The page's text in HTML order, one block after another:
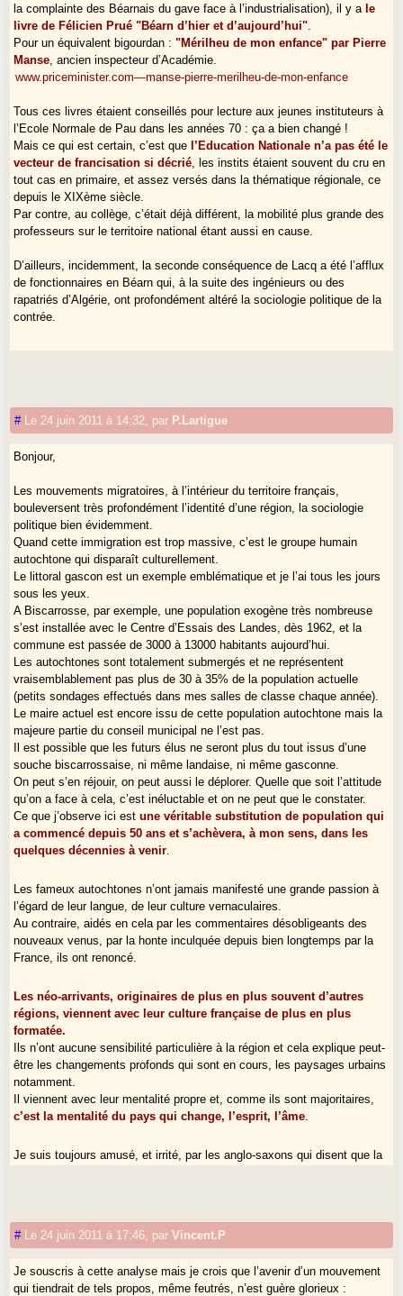
la complainte des Béarnais du gave face à l’industrialisation), il y a le
livre de Félicien Prué "Béarn d’hier et d’aujourd’hui"
Pour un équivalent bigourdan :"Mérilheu de mon enfance" par Pierre
Manse , ancien inspecteur d’Académie.
www.priceminister.com—manse-pierre-merilheu-de-mon-enfance
Tous ces livres étaient conseillés pour lecture aux jeunes instituteurs à
l’Ecole Normale de Pau dans les années 70 : ça a bien changé !
Mais ce qui est certain, c’est que l’Education Nationale n’a pas été le
vecteur de francisation si décrié , les instits étaient souvent du cru en
tout cas en primaire, et assez versés dans la thématique régionale, ce
depuis le XIXème siècle.
Par contre, au collège, c’était déjà différent, la mobilité plus grande des
professeurs sur le territoire national étant aussi en cause.
D’ailleurs, incidemment, la seconde conséquence de Lacq a été l’afflux
de fonctionnaires en Béarn qui, à la suite des ingénieurs ou des
rapatriés d’Algérie, ont profondément altéré la sociologie politique de la
contrée.
# Le 24 juin 2011 à 14:32 par P.Lartigue
Bonjour,
Les mouvements migratoires, à l’intérieur du territoire français,
bouleversent très profondément l’identité d’une région, la sociologie
politique bien évidemment.
Quand cette immigration est trop massive, c’est le groupe humain
autochtone qui disparaît culturellement.
Le littoral gascon est un exemple emblématique et je l’ai tous les jours
sous les yeux.
A Biscarrosse, par exemple, une population exogène très nombreuse
s’est installée avec le Centre d’Essais des Landes, dès 1962, et la
commune est passée de 3000 à 13000 habitants aujourd’hui.
Les autochtones sont totalement submergés et ne représentent
vraisemblablement pas plus de 30 à 35% de la population actuelle
(petits sondages effectués dans mes salles de classe chaque année).
Le maire actuel est encore issu de cette population autochtone mais la
majeure partie du conseil municipal ne l’est pas.
Il est possible que les futurs élus ne seront plus du tout issus d’une
souche biscarrossaise, ni même landaise, ni même gasconne.
On peut s’en réjouir, on peut aussi le déplorer. Quelle que soit l’attitude
qu’on a face à cela, c’est inéluctable et on ne peut que le constater.
Ce que j’observe ici estune véritable substitution de population qui
a commencé depuis 50 ans et s’achèvera, à mon sens, dans les
quelques décennies à venir
Les fameux autochtones n’ont jamais manifesté une grande passion à
l’égard de leur langue, de leur culture vernaculaires.
Au contraire, aidés en cela par les commentaires désobligeants des
nouveaux venus, par la honte inculquée depuis bien longtemps par la
France, ils ont renoncé.
Les néo-arrivants, originaires de plus en plus souvent d’autres
régions, viennent avec leur culture française de plus en plus
formatée.
Ils n’ont aucune sensibilité particulière à la région et cela explique peut-
être les changements profonds qui sont en cours, les paysages urbains
notamment.
Il viennent avec leur mentalité propre et, comme ils sont majoritaires,
c’est la mentalité du pays qui change, l’esprit, l’âme
Je suis toujours amusé, et irrité, par les anglo-saxons qui disent que la
nihilo et que ce qu’ils apprécient en France, ce sont les Français qui
l’ont patiemment bâti.
sous nos yeux parce queceux qui arrivent, et qui souvent sont
venus pour la qualité de vie "made in Sud-Ouest", en sont aussi
# Le 24 juin 2011 à 17:46 parVincent.P
Je souscris à cette analyse mais je crois que l’avenir d’un mouvement
qui tiendrait de tels propos, même feutrés, n’est guère glorieux :